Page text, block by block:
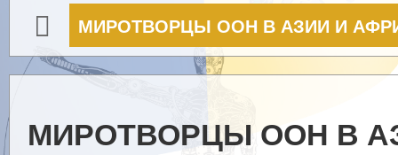
МИРОТВОРЦЫ ООН В АЗИИ И
МИРОТВОРЦЫ ООН В